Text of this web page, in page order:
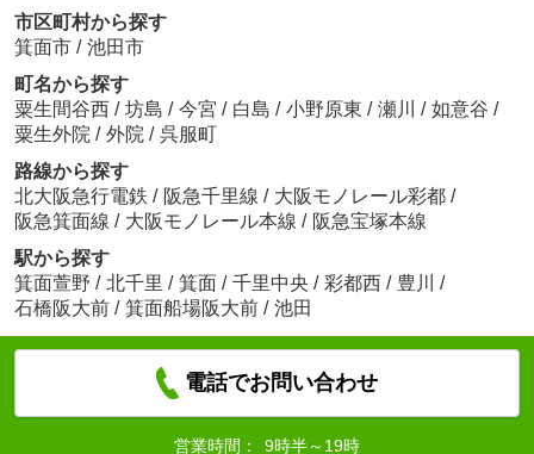
市区町村から探す
箕面市 / 池田市
町名から探す
粟生間谷西 / 坊島 / 今宮 / 白島 / 小野原東 / 瀬川 / 如意谷 /
粟生外院 / 外院 / 呉服町
路線から探す
北大阪急行電鉄 / 阪急千里線 / 大阪モノレール彩都 /
阪急箕面線 / 大阪モノレール本線 / 阪急宝塚本線
駅から探す
箕面萱野 / 北千里 / 箕面 / 千里中央 / 彩都西 / 豊川
/
石橋阪大前 / 箕面船場阪大前 / 池田
電話でお問い合わせ
営業時間： 9時半～19時